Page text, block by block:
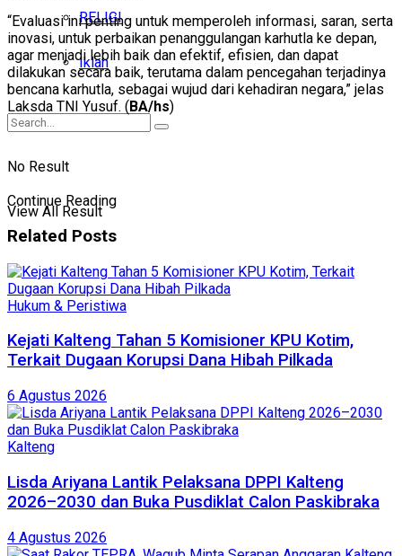
RELIGI
Iklan
No Result
View All Result
“Evaluasi ini penting untuk memperoleh informasi, saran, serta
inovasi, untuk perbaikan penanggulangan karhutla ke depan,
agar menjadi lebih baik dan efektif, efisien, dan dapat
dilakukan secara baik, terutama dalam pencegahan terjadinya
bencana karhutla, sebagai wujud dari kehadiran negara,” jelas
Laksda TNI Yusuf. ( BA/hs)
Continue Reading
Related Posts
Hukum & Peristiwa
Kejati Kalteng Tahan 5 Komisioner KPU Kotim,
Terkait Dugaan Korupsi Dana Hibah Pilkada
6 Agustus 2026
Kalteng
Lisda Ariyana Lantik Pelaksana DPPI Kalteng
2026–2030 dan Buka Pusdiklat Calon Paskibraka
4 Agustus 2026